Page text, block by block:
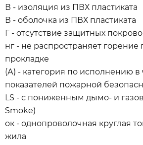
В - изоляция из ПВХ пластиката
В - оболочка из ПВХ пластиката
Г - отсутствие защитных
нг - не распространяет горение
прокладке
(А) - категория по исполнению в
показателей пожарной
LS - с пониженным дымо- и
Smoke)
ок - однопроволочная круглая
жила